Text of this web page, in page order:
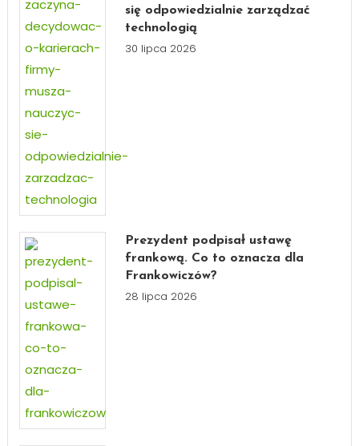
się odpowiedzialnie zarządzać
technologią
30 lipca 2026
Prezydent podpisał ustawę
frankową. Co to oznacza dla
Frankowiczów?
28 lipca 2026